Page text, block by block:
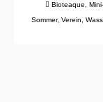
Bioteaque
Sommer, Verein